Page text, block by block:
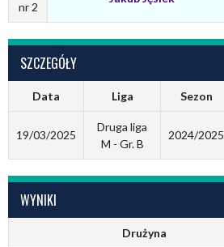
nr 2
SZCZEGÓŁY
Data Liga Sezon
19/03/2025
Druga liga
M - Gr. B
2024/2025
WYNIKI
Drużyna